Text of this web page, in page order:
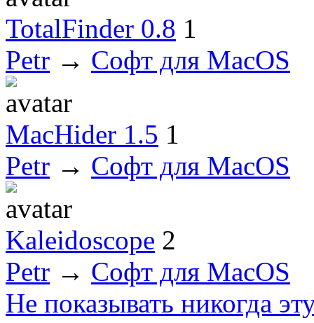
TotalFinder 0.8 1
Petr → Софт для MacOS
MacHider 1.5 1
Petr → Софт для MacOS
Kaleidoscope 2
Petr → Софт для MacOS
Не показывать никогда